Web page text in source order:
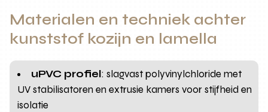
Materialen en techniek achter
kunststof kozijn en lamella
uPVC profiel: slagvast polyvinylchloride met
UV stabilisatoren en extrusie kamers voor stijfheid en
isolatie